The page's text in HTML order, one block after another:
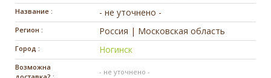
Название : - не уточнено -
Регион : Россия | Московская область
Город : Ногинск
Возможна
- не уточнено -